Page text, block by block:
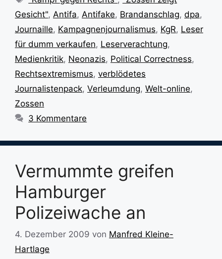
Gesicht", Antifa, Antifake, Brandanschlag, dpa,
Journaille, Kampagnenjournalismus, KgR, Leser
für dumm verkaufen, Leserverachtung,
Medienkritik, Neonazis, Political Correctness,
Rechtsextremismus, verblödetes
Journalistenpack, Verleumdung, Welt-online,
Zossen
3 Kommentare
Vermummte greifen
Hamburger
Polizeiwache an
4. Dezember 2009 von Manfred Kleine-
Hartlage